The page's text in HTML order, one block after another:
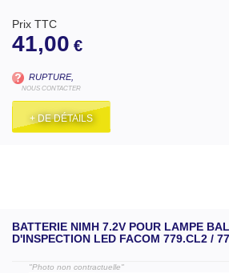
Prix TTC
41,00 €
RUPTURE,
NOUS CONTACTER
+ DE DÉTAILS
BATTERIE NIMH 7.2V POUR LAMPE
D'INSPECTION LED FACOM 779.CL2 /
"Photo non contractuelle"